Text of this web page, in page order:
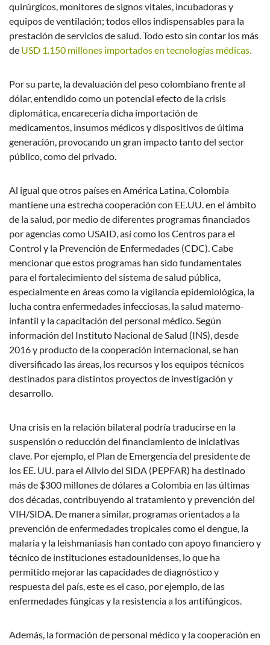
quirúrgicos, monitores de signos vitales, incubadoras y
equipos de ventilación; todos ellos indispensables para la
prestación de servicios de salud. Todo esto sin contar los más
de USD 1.150 millones importados en tecnologías médicas.
Por su parte, la devaluación del peso colombiano frente al
dólar, entendido como un potencial efecto de la crisis
diplomática, encarecería dicha importación de
medicamentos, insumos médicos y dispositivos de última
generación, provocando un gran impacto tanto del sector
público, como del privado.
Al igual que otros países en América Latina, Colombia
mantiene una estrecha cooperación con EE.UU. en el ámbito
de la salud, por medio de diferentes programas financiados
por agencias como USAID, así como los Centros para el
Control y la Prevención de Enfermedades (CDC). Cabe
mencionar que estos programas han sido fundamentales
para el fortalecimiento del sistema de salud pública,
especialmente en áreas como la vigilancia epidemiológica, la
lucha contra enfermedades infecciosas, la salud materno-
infantil y la capacitación del personal médico. Según
información del Instituto Nacional de Salud (INS), desde
2016 y producto de la cooperación internacional, se han
diversificado las áreas, los recursos y los equipos técnicos
destinados para distintos proyectos de investigación y
desarrollo.
Una crisis en la relación bilateral podría traducirse en la
suspensión o reducción del financiamiento de iniciativas
clave. Por ejemplo, el Plan de Emergencia del presidente de
los EE. UU. para el Alivio del SIDA (PEPFAR) ha destinado
más de $300 millones de dólares a Colombia en las últimas
dos décadas, contribuyendo al tratamiento y prevención del
VIH/SIDA. De manera similar, programas orientados a la
prevención de enfermedades tropicales como el dengue, la
malaria y la leishmaniasis han contado con apoyo financiero y
técnico de instituciones estadounidenses, lo que ha
permitido mejorar las capacidades de diagnóstico y
respuesta del país, este es el caso, por ejemplo, de las
enfermedades fúngicas y la resistencia a los antifúngicos.
Además, la formación de personal médico y la cooperación en